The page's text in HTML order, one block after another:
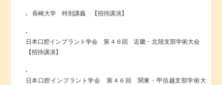
長崎大学 特別講義 【招待講演】
日本口腔インプラント学会 第４６回 近畿・北陸支部学術大会
【招待講演】
日本口腔インプラント学会 第４６回 関東・甲信越支部学術大